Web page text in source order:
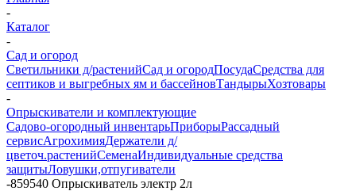
-
Каталог
-
Сад и огород
Светильники д/растенийСад и огородПосудаСредства для
септиков и выгребных ям и бассейновТандырыХозтовары
-
Опрыскиватели и комплектующие
Садово-огородный инвентарьПриборыРассадный
сервисАгрохимияДержатели д/
цветоч.растенийСеменаИндивидуальные средства
защитыЛовушки,отпугиватели
-859540 Опрыскиватель электр 2л